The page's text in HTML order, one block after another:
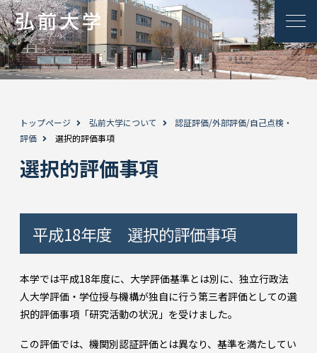
トップページ 弘前大学について
認証評価/外部評価/自己点検・
評価
選択的評価事項
選択的評価事項
平成18年度 選択的評価事項
本学では平成18年度に、大学評価基準とは別に、独立行政法
人大学評価・学位授与機構が独自に行う第三者評価としての選
択的評価事項「研究活動の状況」を受けました。
この評価では、機関別認証評価とは異なり、基準を満たしてい